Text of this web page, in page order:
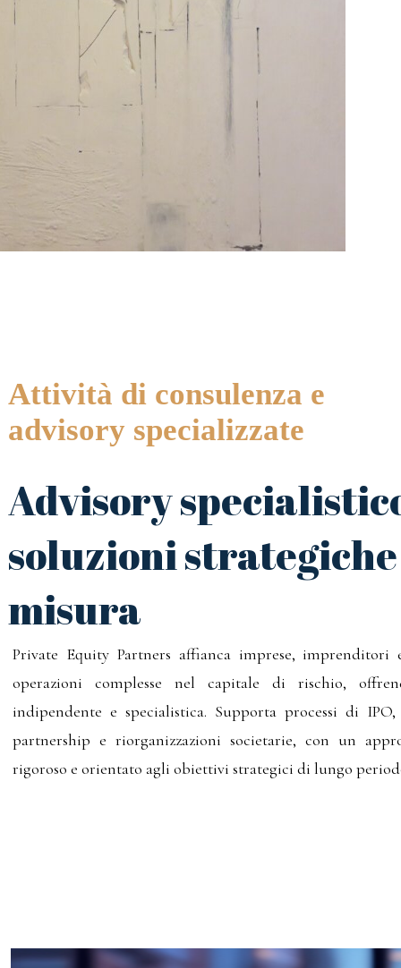
Attività di consulenza e
advisory specializzate
Advisory
soluzioni
misura
Private Equity Partners affianca imprese,
operazioni complesse nel capitale di rischio,
indipendente e specialistica. Supporta processi di
partnership e riorganizzazioni societarie, con un
rigoroso e orientato agli obiettivi strategici di lungo